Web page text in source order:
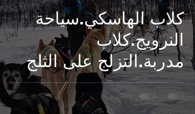
كلاب الهاسكي.سياحة
النرويج.كلاب
مدربة.التزلج على الثلج
بين الأشجار.رحلة كلاب
الهاسكي، زلاجات